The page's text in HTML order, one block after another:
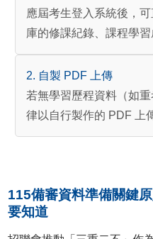
應屆考生登入系統後，
庫的修課紀錄、課程學習
2. 自製 PDF 上傳
若無學習歷程資料（如
律以自行製作的 PDF 上
115備審資料準備關鍵
要知道